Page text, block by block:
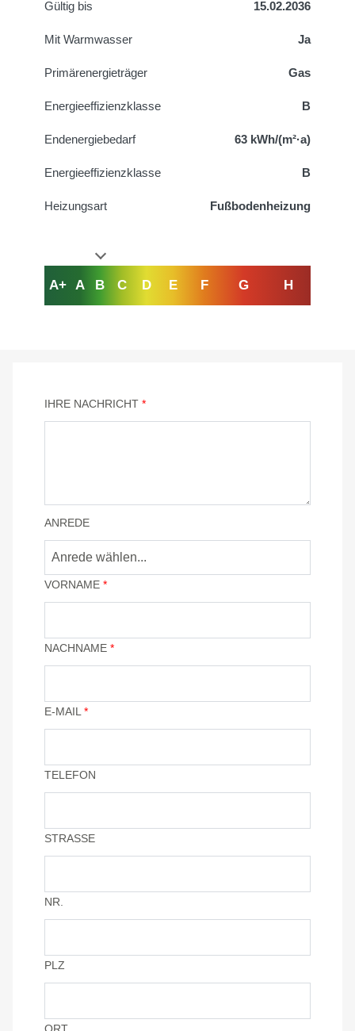
Gültig bis 15.02.2036
Mit Warmwasser Ja
Primärenergieträger Gas
Energieeffizienzklasse B
Endenergiebedarf 63 kWh/(m²·a)
Energieeffizienzklasse B
Heizungsart Fußbodenheizung
A+ A B C D E F G H
IHRE NACHRICHT *
ANREDE
VORNAME *
NACHNAME *
E-MAIL *
TELEFON
STRASSE
NR.
PLZ